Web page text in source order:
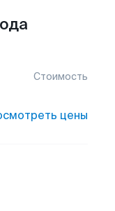
Стоимость
цены